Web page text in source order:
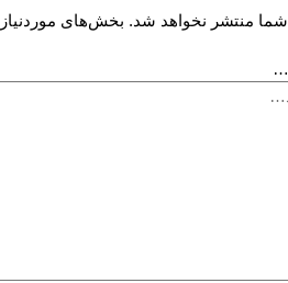
شما منتشر نخواهد شد. بخش‌های